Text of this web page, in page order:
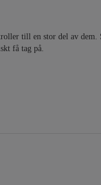
till en stor del av
få tag på.